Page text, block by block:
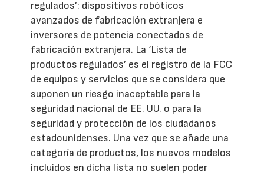
regulados’: dispositivos robóticos
avanzados de fabricación extranjera e
inversores de potencia conectados de
fabricación extranjera. La ‘Lista de
productos regulados’ es el registro de la FCC
de equipos y servicios que se considera que
suponen un riesgo inaceptable para la
seguridad nacional de EE. UU. o para la
seguridad y protección de los ciudadanos
estadounidenses. Una vez que se añade una
categoría de productos, los nuevos modelos
incluidos en dicha lista no suelen poder